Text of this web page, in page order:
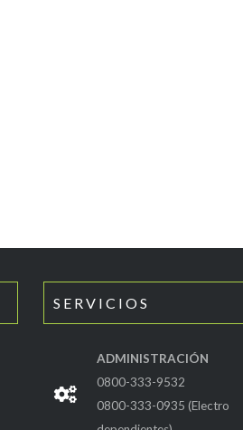
SERVICIOS
ADMINISTRACIÓN
0800-333-9532
0800-333-0935 (Electro